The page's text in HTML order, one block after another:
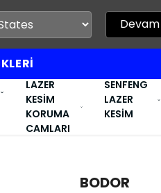
Devam
LAZER
KESİM
KORUMA
CAMLARI
SENFENG
LAZER
KESİM
BODOR